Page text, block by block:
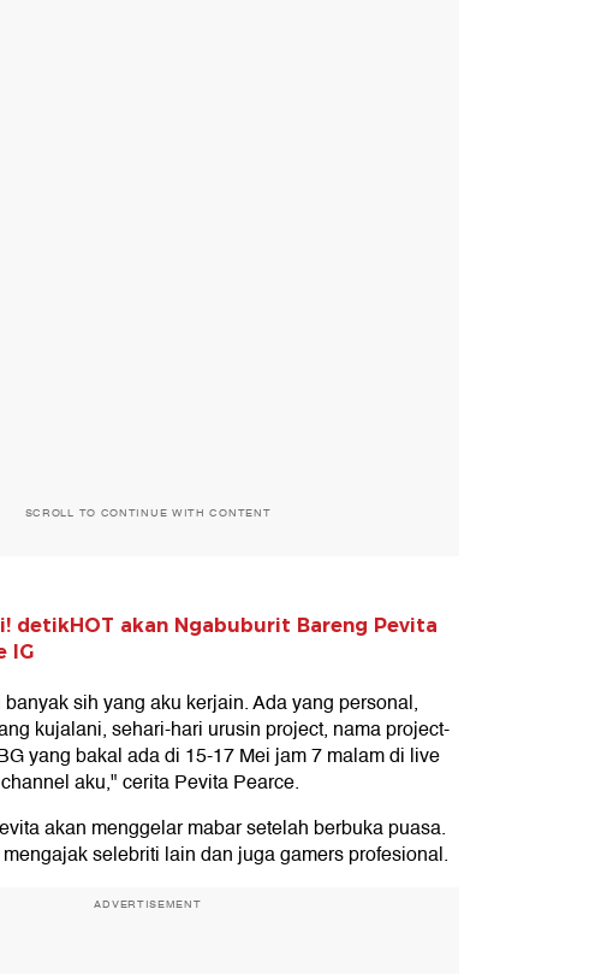
SCROLL TO CONTINUE WITH CONTENT
detikHOT akan Ngabuburit Bareng Pevita
IG
sih yang aku kerjain. Ada yang personal,
kujalani, sehari-hari urusin project, nama project-
yang bakal ada di 15-17 Mei jam 7 malam di live
aku," cerita Pevita Pearce.
akan menggelar mabar setelah berbuka puasa.
selebriti lain dan juga gamers profesional.
ADVERTISEMENT